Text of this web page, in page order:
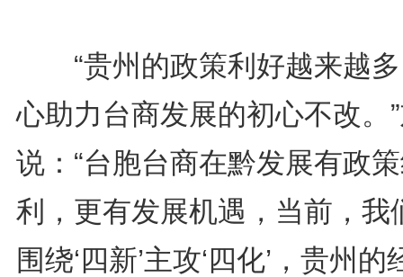
“贵州的政策利好越来越多
心助力台商发展的初心不改。
说：“台胞台商在黔发展有政
利，更有发展机遇，当前，我
围绕‘四新’主攻‘四化’，贵州的